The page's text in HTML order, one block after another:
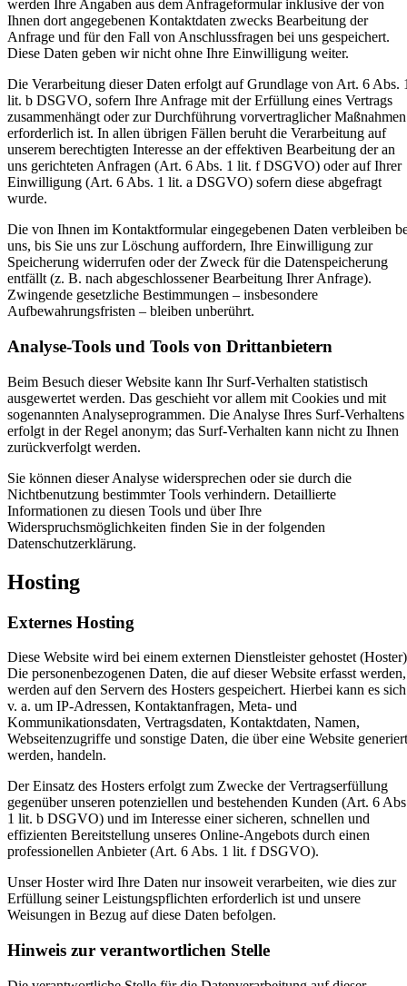
werden Ihre Angaben aus dem Anfrageformular inklusive der von
Ihnen dort angegebenen Kontaktdaten zwecks Bearbeitung der
Anfrage und für den Fall von Anschlussfragen bei uns gespeichert.
Diese Daten geben wir nicht ohne Ihre Einwilligung weiter.
Die Verarbeitung dieser Daten erfolgt auf Grundlage von Art. 6 Abs.
lit. b DSGVO, sofern Ihre Anfrage mit der Erfüllung eines Vertrags
zusammenhängt oder zur Durchführung vorvertraglicher Maßnahmen
erforderlich ist. In allen übrigen Fällen beruht die Verarbeitung auf
unserem berechtigten Interesse an der effektiven Bearbeitung der an
uns gerichteten Anfragen (Art. 6 Abs. 1 lit. f DSGVO) oder auf Ihrer
Einwilligung (Art. 6 Abs. 1 lit. a DSGVO) sofern diese abgefragt
wurde.
Die von Ihnen im Kontaktformular eingegebenen Daten verbleiben
uns, bis Sie uns zur Löschung auffordern, Ihre Einwilligung zur
Speicherung widerrufen oder der Zweck für die Datenspeicherung
entfällt (z. B. nach abgeschlossener Bearbeitung Ihrer Anfrage).
Zwingende gesetzliche Bestimmungen – insbesondere
Aufbewahrungsfristen – bleiben unberührt.
Analyse-Tools und Tools von Drittanbietern
Beim Besuch dieser Website kann Ihr Surf-Verhalten statistisch
ausgewertet werden. Das geschieht vor allem mit Cookies und mit
sogenannten Analyseprogrammen. Die Analyse Ihres Surf-Verhaltens
erfolgt in der Regel anonym; das Surf-Verhalten kann nicht zu Ihnen
zurückverfolgt werden.
Sie können dieser Analyse widersprechen oder sie durch die
Nichtbenutzung bestimmter Tools verhindern. Detaillierte
Informationen zu diesen Tools und über Ihre
Widerspruchsmöglichkeiten finden Sie in der folgenden
Datenschutzerklärung.
Hosting
Externes Hosting
Diese Website wird bei einem externen Dienstleister gehostet
Die personenbezogenen Daten, die auf dieser Website erfasst werden,
werden auf den Servern des Hosters gespeichert. Hierbei kann es sich
v. a. um IP-Adressen, Kontaktanfragen, Meta- und
Kommunikationsdaten, Vertragsdaten, Kontaktdaten, Namen,
Webseitenzugriffe und sonstige Daten, die über eine Website generiert
werden, handeln.
Der Einsatz des Hosters erfolgt zum Zwecke der Vertragserfüllung
gegenüber unseren potenziellen und bestehenden Kunden (Art. 6
1 lit. b DSGVO) und im Interesse einer sicheren, schnellen und
effizienten Bereitstellung unseres Online-Angebots durch einen
professionellen Anbieter (Art. 6 Abs. 1 lit. f DSGVO).
Unser Hoster wird Ihre Daten nur insoweit verarbeiten, wie dies zur
Erfüllung seiner Leistungspflichten erforderlich ist und unsere
Weisungen in Bezug auf diese Daten befolgen.
Hinweis zur verantwortlichen Stelle